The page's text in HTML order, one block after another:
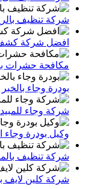
شركة تنظيف بالرياض 0556501701 كلــين لايــن خصم 39% تنظيف وتعقيم
افضل شركة كشف تسربات المياه
مكافحة حشرات بالرياض 055650170 خصم 39% القضاء
بودرة وجاء بالخبر
شركة وجاء
وكيل بودرة وجاء
شركة تنظيف
شركة كلين لايف بمكة خصم 40% لفترة محدودة